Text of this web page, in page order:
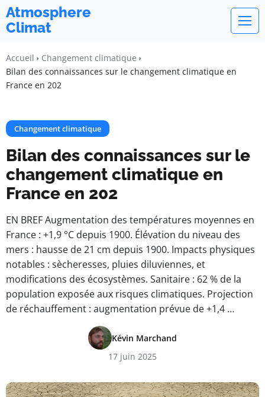
Atmosphere
Climat
Accueil
Changement climatique
Bilan des connaissances sur le changement climatique en
France en 202
Changement climatique
Bilan des connaissances sur le
changement climatique en
France en 202
EN BREF Augmentation des températures moyennes en
France : +1,9 °C depuis 1900. Élévation du niveau des
mers : hausse de 21 cm depuis 1900. Impacts physiques
notables : sècheresses, pluies diluviennes, et
modifications des écosystèmes. Sanitaire : 62 % de la
population exposée aux risques climatiques. Projection
de réchauffement : augmentation prévue de +1,4 …
Kévin Marchand
17 juin 2025